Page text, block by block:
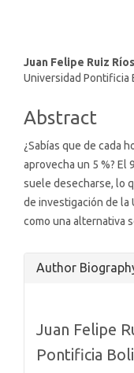
Main
Article
Content
Juan Felipe Ruiz Ríos
Universidad Pontificia
Abstract
¿Sabías que de cada
aprovecha un 5 %? El
suele desecharse, lo
de investigación de la
como una alternativa
Article
Author
Juan Felipe
Pontificia